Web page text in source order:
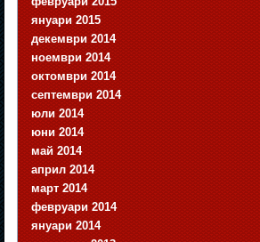
януари 2015
декември 2014
ноември 2014
октомври 2014
септември 2014
юли 2014
юни 2014
май 2014
април 2014
март 2014
февруари 2014
януари 2014